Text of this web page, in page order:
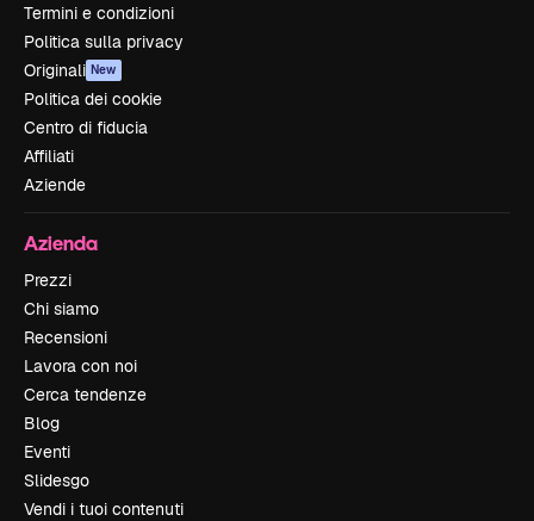
Termini e condizioni
Politica sulla privacy
Originali New
Politica dei cookie
Centro di fiducia
Affiliati
Aziende
Azienda
Prezzi
Chi siamo
Recensioni
Lavora con noi
Cerca tendenze
Blog
Eventi
Slidesgo
Vendi i tuoi contenuti